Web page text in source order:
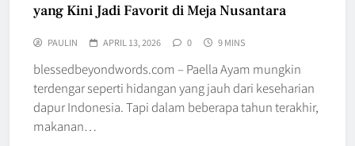
yang Kini Jadi Favorit di Meja Nusantara
PAULIN APRIL 13, 2026 0 9 MINS
blessedbeyondwords.com – Paella Ayam mungkin
terdengar seperti hidangan yang jauh dari keseharian
dapur Indonesia. Tapi dalam beberapa tahun terakhir,
makanan…